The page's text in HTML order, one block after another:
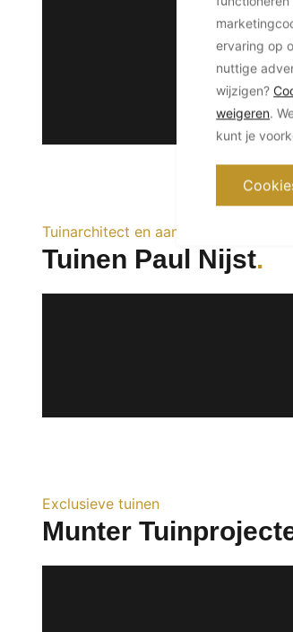
Tuinarchitect en aanleg
Tuinen Paul Nijst
Exclusieve tuinen
Munter
ervaring op
nuttige
wijzigen?
weigeren.
kunt je